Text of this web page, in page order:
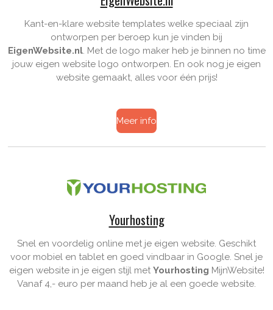
Kant-en-klare website templates welke speciaal zijn
ontworpen per beroep kun je vinden bij
EigenWebsite.nl. Met de logo maker heb je binnen no time
jouw eigen website logo ontworpen. En ook nog je eigen
website gemaakt, alles voor één prijs!
Meer info
Yourhosting
Snel en voordelig online met je eigen website. Geschikt
voor mobiel en tablet en goed vindbaar in Google. Snel je
eigen website in je eigen stijl met Yourhosting MijnWebsite!
Vanaf 4,- euro per maand heb je al een goede website.